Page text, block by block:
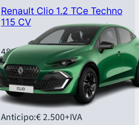
Renault Clio 1.2 TCe Techno
115 CV
48 mesi per 120.000 km
Canone:€ 299,00+IVA/mese
Anticipo:€ 2.500+IVA